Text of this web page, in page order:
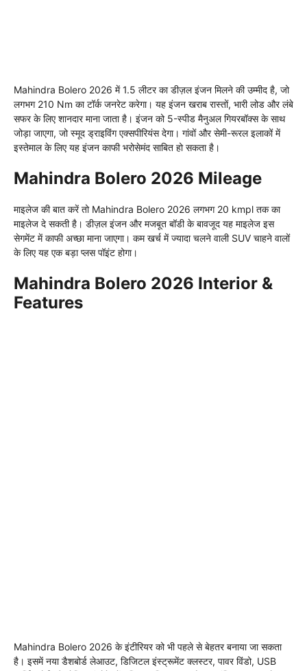
Mahindra Bolero 2026 में 1.5 लीटर का डीज़ल इंजन मिलने की उम्मीद है, जो
लगभग 210 Nm का टॉर्क जनरेट करेगा। यह इंजन खराब रास्तों, भारी लोड और लंबे
सफर के लिए शानदार माना जाता है। इंजन को 5-स्पीड मैनुअल गियरबॉक्स के साथ
जोड़ा जाएगा, जो स्मूद ड्राइविंग एक्सपीरियंस देगा। गांवों और सेमी-रूरल इलाकों में
इस्तेमाल के लिए यह इंजन काफी भरोसेमंद साबित हो सकता है।
Mahindra Bolero 2026 Mileage
माइलेज की बात करें तो Mahindra Bolero 2026 लगभग 20 kmpl तक का
माइलेज दे सकती है। डीज़ल इंजन और मजबूत बॉडी के बावजूद यह माइलेज इस
सेगमेंट में काफी अच्छा माना जाएगा। कम खर्च में ज्यादा चलने वाली SUV चाहने वालों
के लिए यह एक बड़ा प्लस पॉइंट होगा।
Mahindra Bolero 2026 Interior &
Features
Mahindra Bolero 2026 के इंटीरियर को भी पहले से बेहतर बनाया जा सकता
है। इसमें नया डैशबोर्ड लेआउट, डिजिटल इंस्ट्रूमेंट क्लस्टर, पावर विंडो, USB